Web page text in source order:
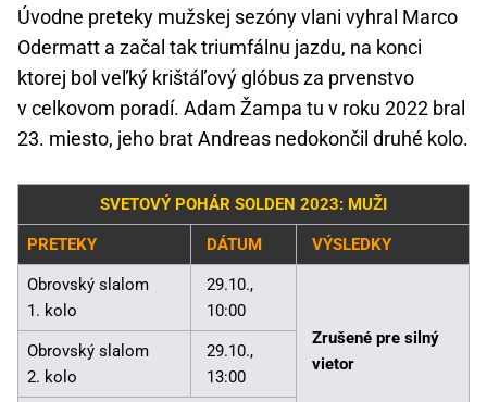
Úvodne preteky mužskej sezóny vlani vyhral Marco
Odermatt a začal tak triumfálnu jazdu, na konci
ktorej bol veľký krištáľový glóbus za prvenstvo
v celkovom poradí. Adam Žampa tu v roku 2022 bral
23. miesto, jeho brat Andreas nedokončil druhé kolo.
SVETOVÝ POHÁR SOLDEN 2023: MUŽI
PRETEKY DÁTUM VÝSLEDKY
Obrovský slalom
1. kolo
29.10.,
10:00
Zrušené pre silný
vietor
Obrovský slalom
2. kolo
29.10.,
13:00